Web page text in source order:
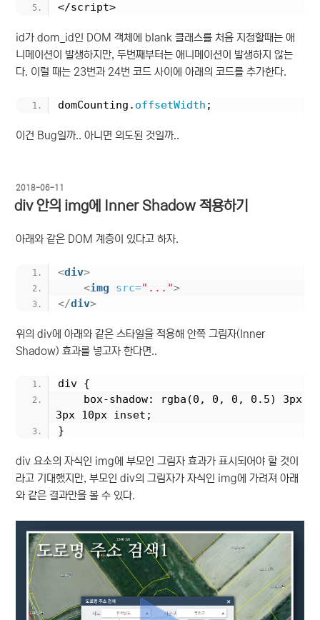
</script>
id가 dom_id인 DOM 객체에 blank 클래스를 처음 지정할때는 애
니메이션이 발생하지만, 두번째부터는 애니메이션이 발생하지 않는
다. 이럴 때는 23번과 24번 코드 사이에 아래의 코드를 추가한다.
domCounting. offsetWidth ;
이건 Bug일까.. 아니면 의도된 것일까..
작
성
일
2018-06-11
div 안의 img에 Inner Shadow 적용하기
아래와 같은 DOM 계층이 있다고 하자.
<div>
<img src="...">
</div>
위의 div에 아래와 같은 스타일을 적용해 안쪽 그림자(Inner
Shadow) 효과를 넣고자 한다면..
div {
    box-shadow: rgba(0, 0, 0, 0.5) 3px
3px 10px inset;
}
div 요소의 자식인 img에 부모인 그림자 효과가 표시되어야 할 것이
라고 기대했지만, 부모인 div의 그림자가 자식인 img에 가려져 아래
와 같은 결과만을 볼 수 있다.